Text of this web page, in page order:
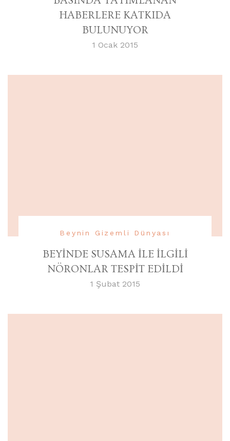
HABERLERE KATKIDA
BULUNUYOR
1 Ocak 2015
Beynin Gizemli Dünyası
BEYİNDE SUSAMA İLE İLGİLİ
NÖRONLAR TESPİT EDİLDİ
1 Şubat 2015